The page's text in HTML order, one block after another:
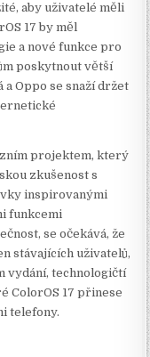
aby uživatelé měli
17 by měl
a nové funkce pro
poskytnout větší
a Oppo se snaží držet
projektem, který
zkušenost s
inspirovanými
funkcemi
se očekává, že
stávajících uživatelů,
vydání, technologičtí
ColorOS 17 přinese
telefony.